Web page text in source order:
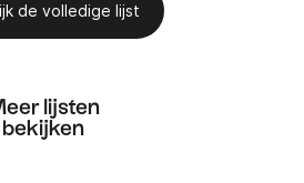
de volledige lijst
lijsten
bekijken